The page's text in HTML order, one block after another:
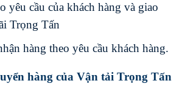
yêu cầu của khách hàng và giao
Trọng Tấn
hàng theo yêu cầu khách hàng.
hàng của Vận tải Trọng Tấn